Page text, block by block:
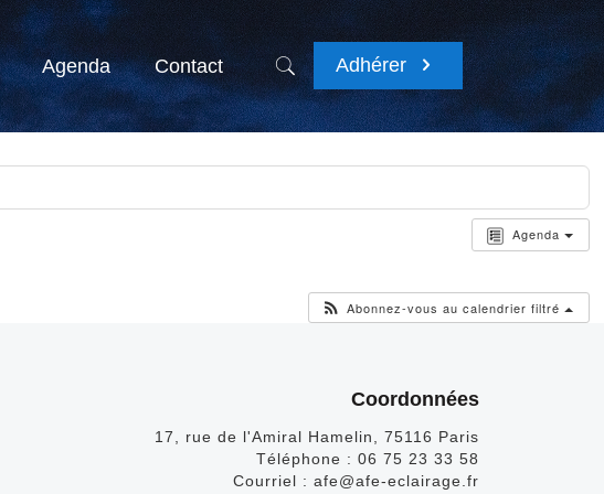
Agenda Contact Adhérer
Agenda
Abonnez-vous au calendrier filtré
Coordonnées
17, rue de l'Amiral Hamelin, 75116 Paris
Téléphone : 06 75 23 33 58
Courriel : afe@afe-eclairage.fr